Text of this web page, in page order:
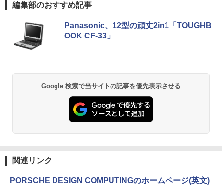
￥11,000
ーンKC いのり 光 いるか フィギュア ス
【送料無料】
￥11,572
3
Anker Soundcore P40i オフホワイト
￥7,990
Anker Soundcore P31i ブラック
￥5,990
BRUCE WAYNE feat. Flo Milli, ATL Jacob
[Explicit]
BRUCE WAYNE feat. Flo Milli, ATL Jacob
[Explicit]
￥250
by Amazon 天然水 ラベルレス 500ml ×24本
富士山の天然水 バナジウム含有 水 ミネラル
ウォーター ペットボトル 静岡県産 500ミリリ
ET ラベルレス ×8本
薬屋のひとりごと 17巻 (デジタル版ビッグガ
ンガンコミックス)
異世界居酒屋「のぶ」(22) (角川コミックス・
エース)
￥832
編集部のおすすめ記事
Panasonic、12型の頑丈2in1「TOUGHB
OOK CF-33」
Google 検索で当サイトの記事を優先表示させる
関連リンク
PORSCHE DESIGN COMPUTINGのホームページ(英文)